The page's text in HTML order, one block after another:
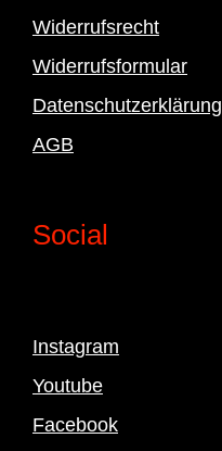
Widerrufsrecht
Widerrufsformular
Datenschutzerklärung
AGB
Social
Instagram
Youtube
Facebook